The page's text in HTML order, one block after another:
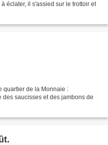
éclater, il s'assied sur le trottoir et
quartier de la Monnaie :
saucisses et des jambons de